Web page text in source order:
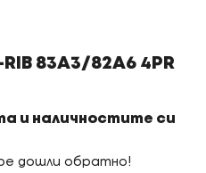
83A3/82A6 4PR
и наличностите си
дошли обратно!